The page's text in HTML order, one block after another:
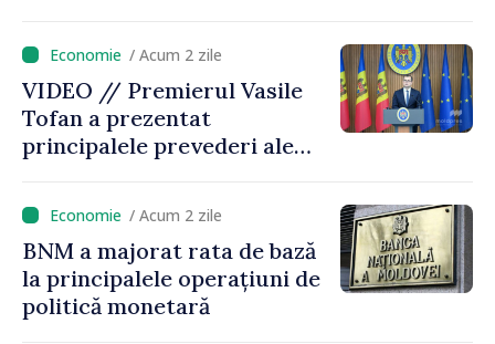
este estimată în scădere
/ Acum 2 zile
VIDEO // Premierul Vasile
Tofan a prezentat
principalele prevederi ale
2027
/ Acum 2 zile
BNM a majorat rata de bază
la principalele operațiuni de
politică monetară